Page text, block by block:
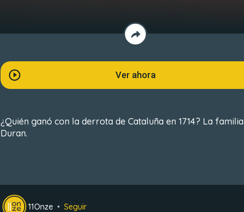
Ver ahora
¿Quién ganó con la derrota de Cataluña en 1714? La familia
Duran.
11Onze Seguir